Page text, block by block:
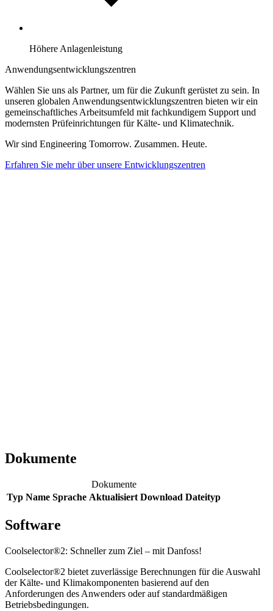
Höhere Anlagenleistung
Anwendungsentwicklungszentren
Wählen Sie uns als Partner, um für die Zukunft gerüstet zu sein. In
unseren globalen Anwendungsentwicklungszentren bieten wir ein
gemeinschaftliches Arbeitsumfeld mit fachkundigem Support und
modernsten Prüfeinrichtungen für Kälte- und Klimatechnik.
Wir sind Engineering Tomorrow. Zusammen. Heute.
Erfahren Sie mehr über unsere Entwicklungszentren
Dokumente
Dokumente
Typ Name Sprache Aktualisiert Download Dateityp
Software
Coolselector®2: Schneller zum Ziel – mit Danfoss!
Coolselector®2 bietet zuverlässige Berechnungen für die Auswahl
der Kälte- und Klimakomponenten basierend auf den
Anforderungen des Anwenders oder auf standardmäßigen
Betriebsbedingungen.